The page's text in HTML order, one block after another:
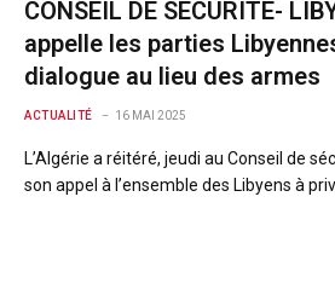
CONSEIL DE SECURITE-
appelle les parties
dialogue au lieu des armes
ACTUALITÉ 16 MAI 2025
L’Algérie a réitéré, jeudi au Conseil de
son appel à l’ensemble des Libyens à